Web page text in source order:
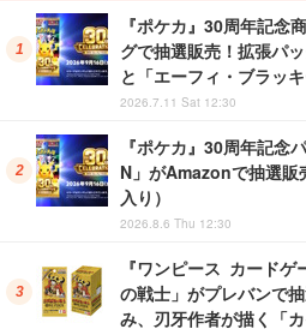
『ポケカ』30周年記念
グで抽選販売！拡張パ
と「エーフィ・ブラッ
2026.7.11 Sat 12:30
『ポケカ』30周年記念
N」がAmazonで抽選販
入り）
2026.8.6 Thu 12:30
『ワンピース カードゲ
の戦士」がプレバンで
み、刃牙作者が描く「